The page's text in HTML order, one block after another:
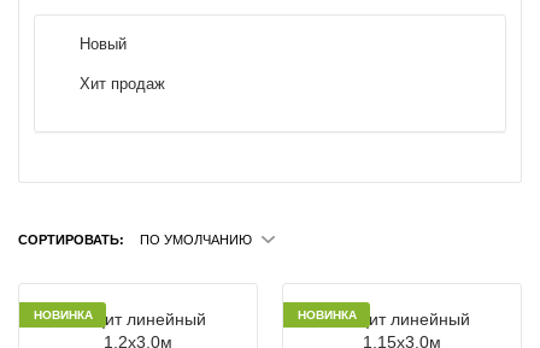
Новый
Хит продаж
СОРТИРОВАТЬ: ПО УМОЛЧАНИЮ
НОВИНКА НОВИНКА